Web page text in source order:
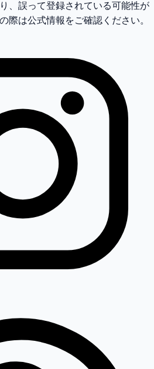
、誤って登録されている可能性が
際は公式情報をご確認ください。